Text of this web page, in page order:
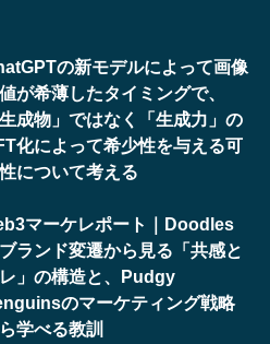
の新モデルによって画像
が希薄したタイミングで、
生成物」ではなく「生成力」の
化によって希少性を与える可
について考える
マーケレポート｜Doodles
ランド変遷から見る「共感と
」の構造と、Pudgy
のマーケティング戦略
学べる教訓